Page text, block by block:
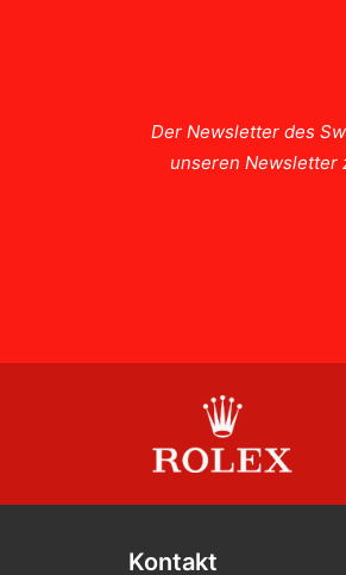
Der Newsletter des
unseren Newsletter
Kontakt